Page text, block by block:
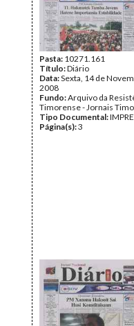
Pasta: 10271.161
Título:Diário
Data:Sexta, 14 de
2008
Fundo:Arquivo da
Timorense - Jornais
Tipo Documental:
Página(s):3